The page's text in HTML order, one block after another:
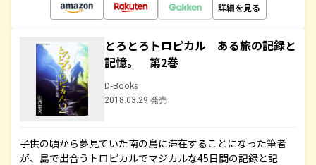
詳細を見る
とろとろトロピカル ある旅の記録と
記憶。 第2巻
D-Books
2018.03.29 発売
子供の頃から夢見ていた南の島に滞在することになった筆者
が、島で出合うトロピカルでマジカルな45日間の記録と記